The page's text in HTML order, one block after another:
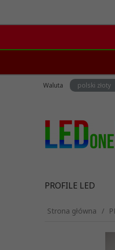
Waluta currency_h
polski złoty
PROFILE LED
Strona główna